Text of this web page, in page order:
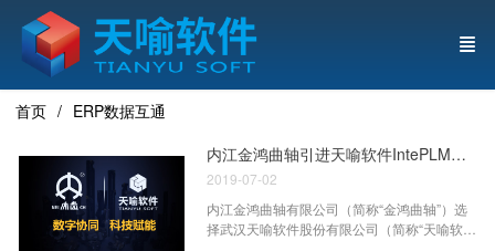
首页
ERP数据互通
内江金鸿曲轴引进天喻软件IntePLM构建信息管理平台
2019-07-02
内江金鸿曲轴有限公司（简称“金鸿曲轴”）选
择武汉天喻软件股份有限公司（简称“天喻软